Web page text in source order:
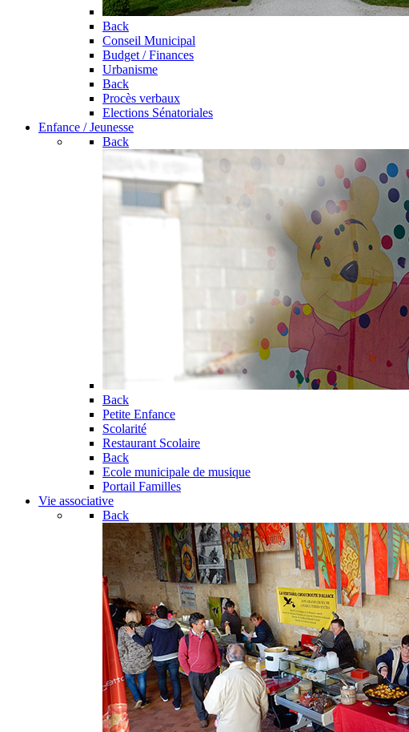
Back
Conseil Municipal
Budget / Finances
Urbanisme
Back
Procès verbaux
Elections Sénatoriales
Enfance / Jeunesse
Back
Back
Petite Enfance
Scolarité
Restaurant Scolaire
Back
Ecole municipale de musique
Portail Familles
Vie associative
Back